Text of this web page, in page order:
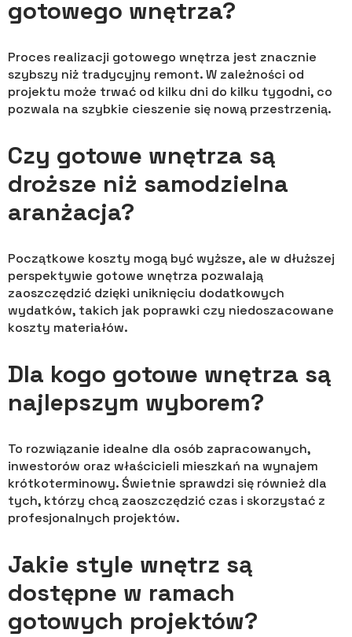
gotowego wnętrza?
Proces realizacji gotowego wnętrza jest znacznie
szybszy niż tradycyjny remont. W zależności od
projektu może trwać od kilku dni do kilku tygodni, co
pozwala na szybkie cieszenie się nową przestrzenią.
Czy gotowe wnętrza są
droższe niż samodzielna
aranżacja?
Początkowe koszty mogą być wyższe, ale w dłuższej
perspektywie gotowe wnętrza pozwalają
zaoszczędzić dzięki uniknięciu dodatkowych
wydatków, takich jak poprawki czy niedoszacowane
koszty materiałów.
Dla kogo gotowe wnętrza są
najlepszym wyborem?
To rozwiązanie idealne dla osób zapracowanych,
inwestorów oraz właścicieli mieszkań na wynajem
krótkoterminowy. Świetnie sprawdzi się również dla
tych, którzy chcą zaoszczędzić czas i skorzystać z
profesjonalnych projektów.
Jakie style wnętrz są
dostępne w ramach
gotowych projektów?